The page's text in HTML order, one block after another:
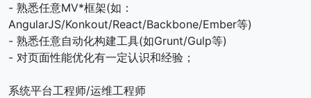
- 熟悉任意MV*框架(如：
AngularJS/Konkout/React/Backbone/Ember等)
- 熟悉任意自动化构建工具(如Grunt/Gulp等)
- 对页面性能优化有一定认识和经验；
系统平台工程师/运维工程师